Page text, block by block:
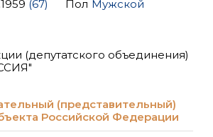
(67) Пол Мужской
(депутатского объединения)
(представительный)
Российской Федерации